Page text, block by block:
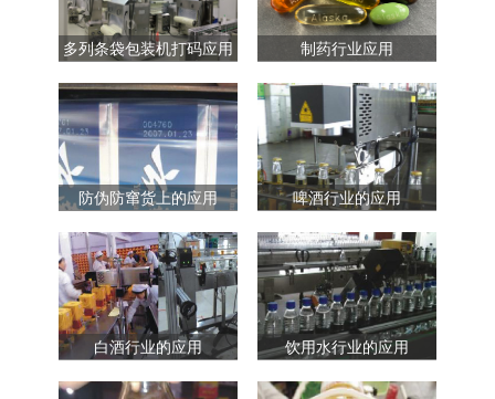
多列条袋包装机打码应用 制药行业应用
防伪防窜货上的应用 啤酒行业的应用
白酒行业的应用 饮用水行业的应用